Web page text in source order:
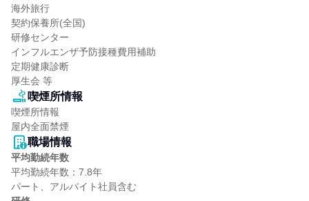
海外旅行
契約保養所(全国)
研修センター
インフルエンザ予防接種費用補助
定期健康診断
厚生会 等
喫煙所情報
喫煙所情報
屋内全面禁煙
職場情報
平均勤続年数
平均勤続年数：7.8年